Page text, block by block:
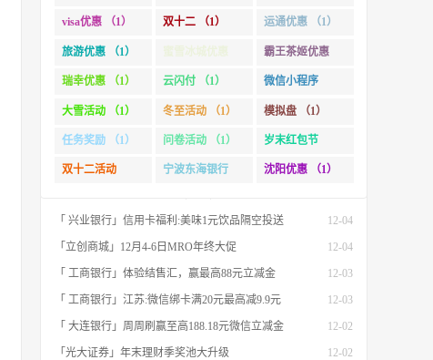
「 工商银行」认证家庭财富,赢5元微信立减金
「 宁波东海银行」双十二秒杀:美食低至1.99元
「 汇添富基金」【万份红包】今日结募！A股龙头，尽入此基矣
12-06
「 沃支付」大雪岁寒 抽最高888元京东E卡
12-04
「 兴业银行」信用卡福利:美味1元饮品隔空投送
12-04
「立创商城」12月4-6日MRO年终大促
12-03
「 工商银行」体验结售汇，赢最高88元立减金
12-03
「 工商银行」江苏:微信绑卡满20元最高减9.9元
12-02
「 大连银行」周周刷赢至高188.18元微信立减金
12-02
「光大证券」年末理财季奖池大升级
（1）
visa优惠 （1） 双十二 （1） 运通优惠 （1）
旅游优惠 （1） 蜜雪冰城优惠
（1）
霸王茶姬优惠
（1）
瑞幸优惠 （1） 云闪付 （1） 微信小程序
（1）
大雪活动 （1） 冬至活动 （1） 模拟盘 （1）
任务奖励 （1） 问卷活动 （1） 岁末红包节
（1）
双十二活动 宁波东海银行 沈阳优惠 （1）